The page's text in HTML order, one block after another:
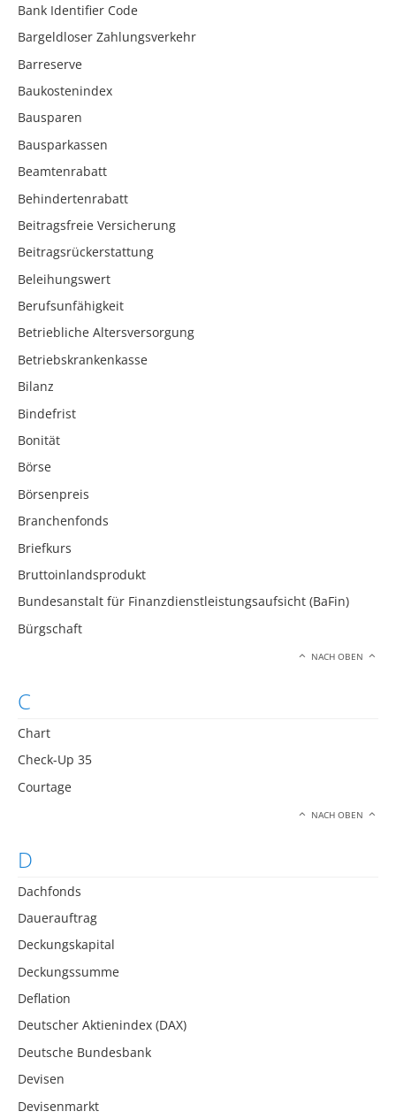
Bank Identifier Code
Bargeldloser Zahlungsverkehr
Barreserve
Baukostenindex
Bausparen
Bausparkassen
Beamtenrabatt
Behindertenrabatt
Beitragsfreie Versicherung
Beitragsrückerstattung
Beleihungswert
Berufsunfähigkeit
Betriebliche Altersversorgung
Betriebskrankenkasse
Bilanz
Bindefrist
Bonität
Börse
Börsenpreis
Branchenfonds
Briefkurs
Bruttoinlandsprodukt
Bundesanstalt für Finanzdienstleistungsaufsicht (BaFin)
Bürgschaft
NACH OBEN
C
Chart
Check-Up 35
Courtage
NACH OBEN
D
Dachfonds
Dauerauftrag
Deckungskapital
Deckungssumme
Deflation
Deutscher Aktienindex (DAX)
Deutsche Bundesbank
Devisen
Devisenmarkt